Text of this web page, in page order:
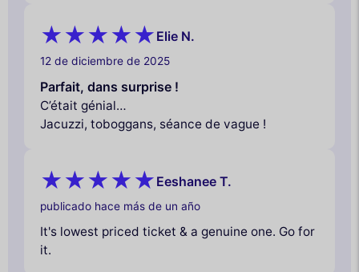
Elie N.
12 de diciembre de 2025
Parfait, dans surprise !
C’était génial…
Jacuzzi, toboggans, séance de vague !
Eeshanee T.
publicado hace más de un año
It's lowest priced ticket & a genuine one. Go for
it.